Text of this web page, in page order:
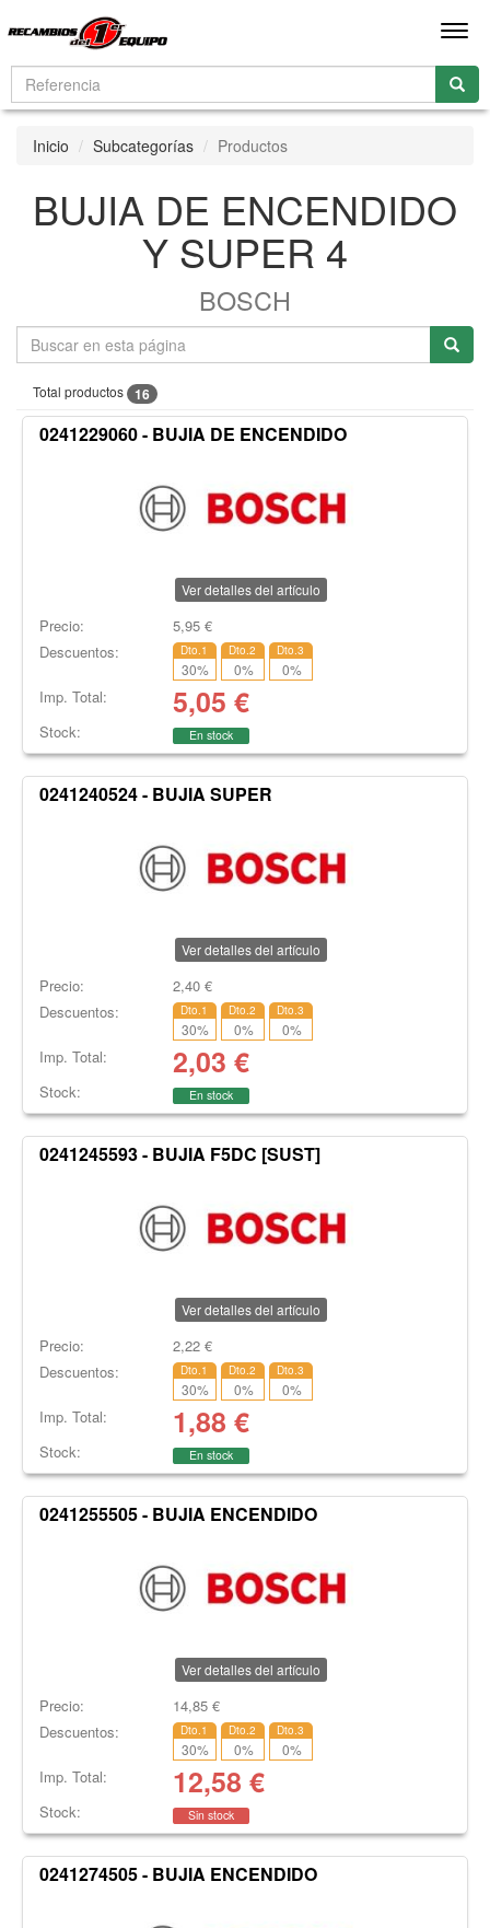
Inicio Subcategorías Productos
BUJIA DE ENCENDIDO
Y SUPER 4
BOSCH
Total productos 16
0241229060 - BUJIA DE ENCENDIDO
Ver detalles del artículo
Precio: 5,95€
Descuentos:
Dto.1
30%
Dto.2
0%
Dto.3
0%
Imp. Total: 5,05 €
Stock: En stock
0241240524 - BUJIA SUPER
Ver detalles del artículo
Precio: 2,40€
Descuentos:
Dto.1
30%
Dto.2
0%
Dto.3
0%
Imp. Total: 2,03 €
Stock: En stock
0241245593 - BUJIA F5DC [SUST]
Ver detalles del artículo
Precio: 2,22€
Descuentos:
Dto.1
30%
Dto.2
0%
Dto.3
0%
Imp. Total: 1,88 €
Stock: En stock
0241255505 - BUJIA ENCENDIDO
Ver detalles del artículo
Precio: 14,85€
Descuentos:
Dto.1
30%
Dto.2
0%
Dto.3
0%
Imp. Total: 12,58 €
Stock: Sin stock
0241274505 - BUJIA ENCENDIDO